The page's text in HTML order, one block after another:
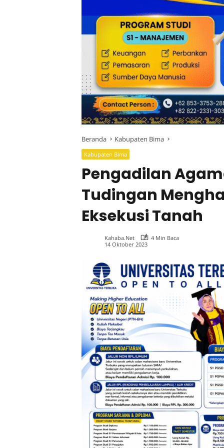
Beranda Kabupaten Bima
Kabupaten Bima
Pengadilan
Tudingan
Eksekusi Tanah
Kahaba.net
4 Min Baca
14 Oktober 2023